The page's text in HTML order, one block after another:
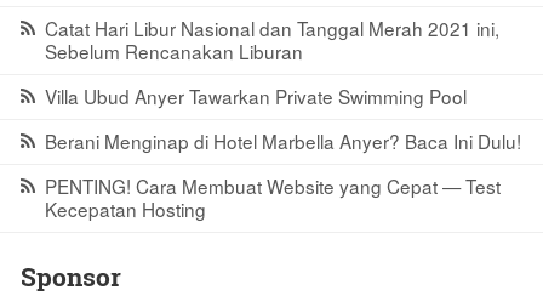
Catat Hari Libur Nasional dan Tanggal Merah 2021 ini,
Sebelum Rencanakan Liburan
Villa Ubud Anyer Tawarkan Private Swimming Pool
Berani Menginap di Hotel Marbella Anyer? Baca Ini Dulu!
PENTING! Cara Membuat Website yang Cepat — Test
Kecepatan Hosting
Sponsor